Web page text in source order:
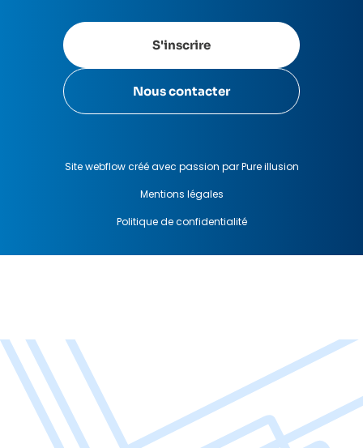
S'inscrire
Nous contacter
Site webflow créé avec passion par Pure illusion
Mentions légales
Politique de confidentialité